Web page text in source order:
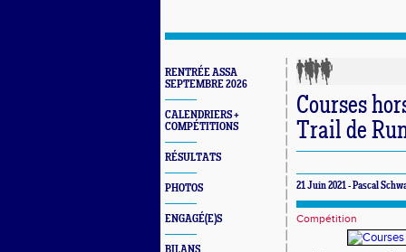
RENTRÉE ASSA
SEPTEMBRE 2026
CALENDRIERS +
COMPÉTITIONS
RÉSULTATS
PHOTOS
ENGAGÉ(E)S
Courses
Trail de
21 Juin 2021 - Pascal
Compétition